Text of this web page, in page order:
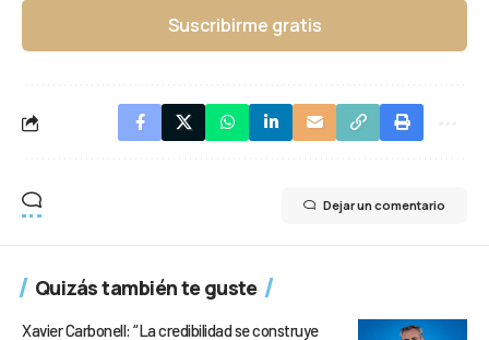
Suscribirme gratis
Dejar un comentario
Quizás también te guste
Xavier Carbonell: “La credibilidad se construye